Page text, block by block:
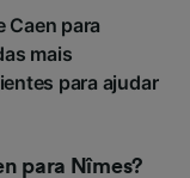
Caen para
mais
para ajudar
para Nîmes?